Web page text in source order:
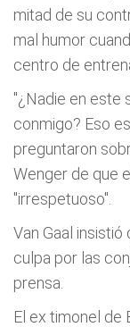
mitad de su
mal humor
centro de
"¿Nadie en este
conmigo? Eso
preguntaron
Wenger de que
"irrespetuoso".
Van Gaal
culpa por las
prensa.
El ex timonel de